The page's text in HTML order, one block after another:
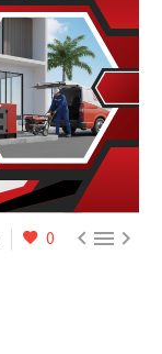
0 